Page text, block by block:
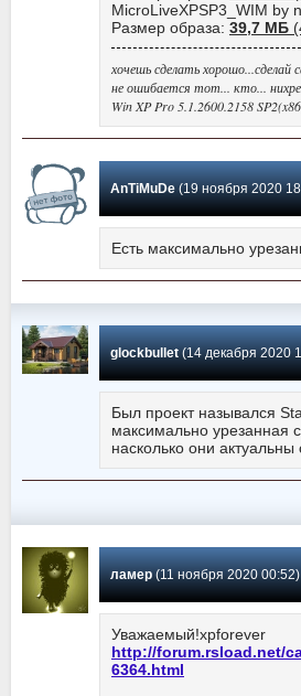
MicroLiveXPSP3_WIM by
Размер образа: 39,7 МБ
хочешь сделать хорошо...сделай
не ошибается тот... кто...
Win XP Pro 5.1.2600.2158
AnTiMuDe(19 ноября 2020 18:25)
Есть максимально
glockbullet(14 декабря 2020 10:20)
Был проект назывался
максимально урезанная
насколько они
ламер(11 ноября 2020 00:52)
Уважаемый!xpforever
http://forum.rsload.net/
6364.html